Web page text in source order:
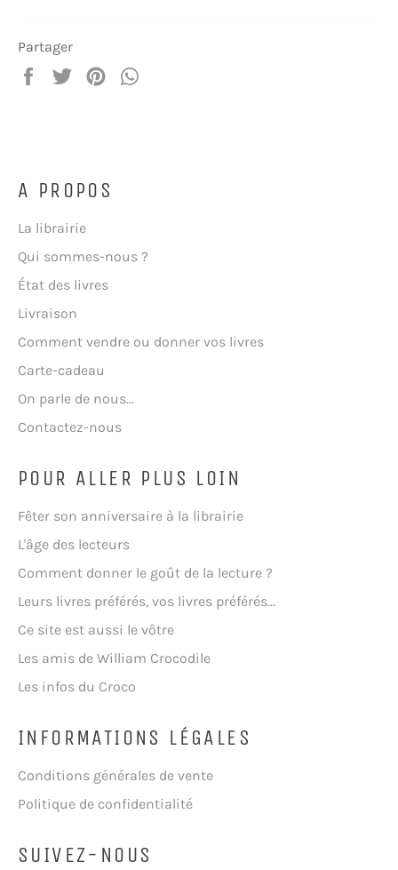
Partager
PartagerTweeterÉpingler
A PROPOS
La librairie
Qui sommes-nous ?
État des livres
Livraison
Comment vendre ou donner vos livres
Carte-cadeau
On parle de nous...
Contactez-nous
POUR ALLER PLUS LOIN
Fêter son anniversaire à la librairie
L'âge des lecteurs
Comment donner le goût de la lecture ?
Leurs livres préférés, vos livres préférés...
Ce site est aussi le vôtre
Les amis de William Crocodile
Les infos du Croco
INFORMATIONS LÉGALES
Conditions générales de vente
Politique de confidentialité
SUIVEZ-NOUS